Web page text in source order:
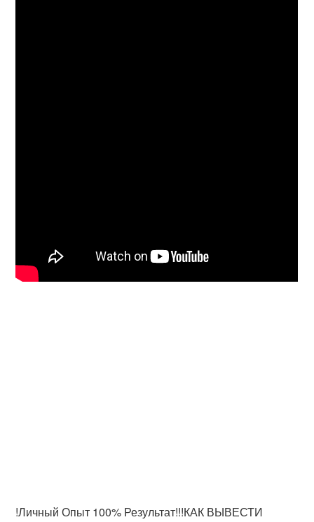
!Личный Опыт 100% Результат!!!КАК ВЫВЕСТИ